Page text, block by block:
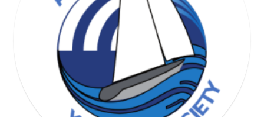
WIND & WAVE SOCIETY